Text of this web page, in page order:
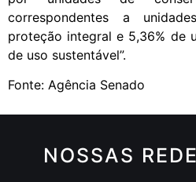
correspondentes a
proteção integral e 5,36% de
de uso sustentável”.
Fonte: Agência Senado
NOSSAS